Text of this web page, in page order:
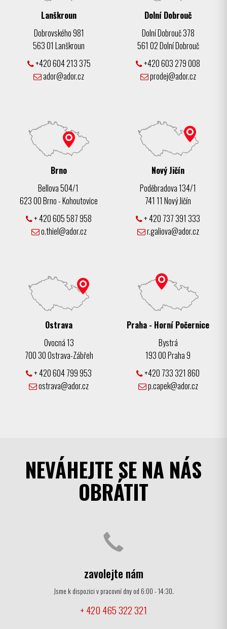
Lanškroun
Dobrovského 981
563 01 Lanškroun
+420 604 213 375
ador@ador.cz
Dolní Dobrouč
Dolní Dobrouč 378
561 02 Dolní Dobrouč
+420 603 279 008
prodej@ador.cz
Brno
Bellova 504/1
623 00 Brno - Kohoutovice
+ 420 605 587 958
o.thiel@ador.cz
Nový Jičín
Poděbradova 134/1
741 11 Nový Jičín
+ 420 737 391 333
r.galiova@ador.cz
Ostrava
Ovocná 13
700 30 Ostrava-Zábřeh
+ 420 604 799 953
ostrava@ador.cz
Praha - Horní Počernice
Bystrá
193 00 Praha 9
+420 733 321 860
p.capek@ador.cz
NEVÁHEJTE SE NA NÁS
OBRÁTIT
zavolejte nám
Jsme k dispozici v pracovní dny od 6:00 - 14:30.
+ 420 465 322 321